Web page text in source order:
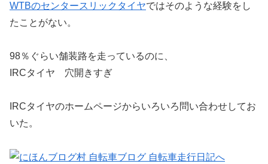
WTBのセンタースリックタイヤではそのような経験をし
たことがない。
98％ぐらい舗装路を走っているのに、
IRCタイヤ 穴開きすぎ
IRCタイヤのホームページからいろいろ問い合わせしてお
いた。